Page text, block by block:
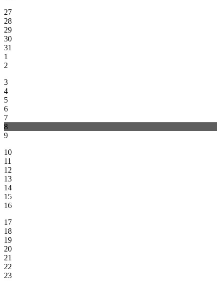
27
28
29
30
31
1
2
3
4
5
6
7
8
9
10
11
12
13
14
15
16
17
18
19
20
21
22
23